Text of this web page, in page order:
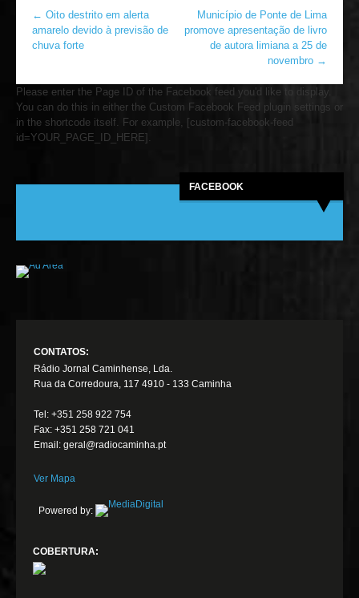
← Oito destrito em alerta
amarelo devido à previsão de
chuva forte
Município de Ponte de Lima
promove apresentação de livro
de autora limiana a 25 de
novembro →
Please enter the Page ID of the Facebook feed you'd like to display.
You can do this in either the Custom Facebook Feed plugin settings or
in the shortcode itself. For example, [custom-facebook-feed
id=YOUR_PAGE_ID_HERE].
FACEBOOK
CONTATOS:
Rádio Jornal Caminhense, Lda.
Rua da Corredoura, 117 4910 - 133 Caminha
Tel: +351 258 922 754
Fax: +351 258 721 041
Email: geral@radiocaminha.pt
Ver Mapa
Powered by:
COBERTURA: